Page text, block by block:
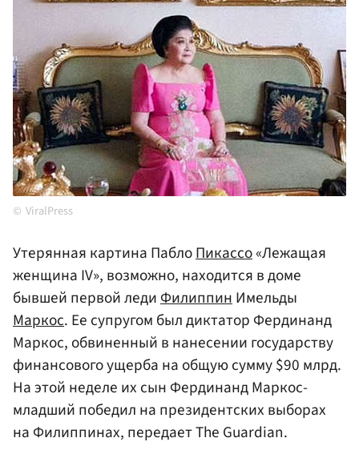
ViralPress
Утерянная картина ПаблоПикассо«Лежащая
женщина IV», возможно, находится в доме
бывшей первой ледиФилиппинИмельды
Маркос. Ее супругом был диктатор Фердинанд
Маркос, обвиненный в нанесении государству
финансового ущерба на общую сумму $90 млрд.
На этой неделе их сын Фердинанд Маркос-
младший победил на президентских выборах
на Филиппинах, передает The Guardian.